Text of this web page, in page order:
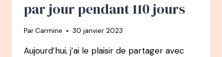
par jour pendant 110 jours
ParCarmine 30 janvier 2023
Aujourd’hui, j’ai le plaisir de partager avec